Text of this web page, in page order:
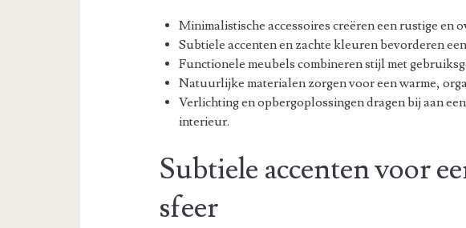
Minimalistische accessoires creëren een rustige en
Subtiele accenten en zachte kleuren bevorderen
Functionele meubels combineren stijl met
Natuurlijke materialen zorgen voor een warme,
Verlichting en opbergoplossingen dragen bij aan
interieur.
Subtiele accenten voor
sfeer